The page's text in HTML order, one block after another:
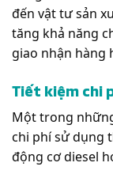
đến vật tư sản
tăng khả năng
giao nhận hàng
Tiết kiệm chi
Một trong
chi phí sử dụng
động cơ diesel